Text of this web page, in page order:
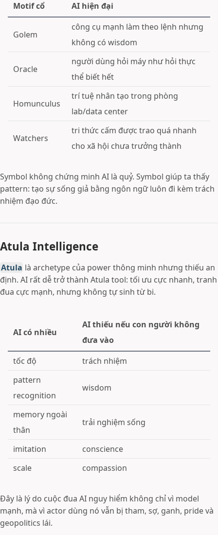
Motif cổ AI hiện đại
Golem
công cụ mạnh làm theo lệnh nhưng
không có wisdom
Oracle
người dùng hỏi máy như hỏi thực
thể biết hết
Homunculus
trí tuệ nhân tạo trong phòng
lab/data center
Watchers
tri thức cấm được trao quá nhanh
cho xã hội chưa trưởng thành
Symbol không chứng minh AI là quỷ. Symbol giúp ta thấy
pattern: tạo sự sống giả bằng ngôn ngữ luôn đi kèm trách
nhiệm đạo đức.
Atula Intelligence
Atula là archetype của power thông minh nhưng thiếu an
định. AI rất dễ trở thành Atula tool: tối ưu cực nhanh, tranh
đua cực mạnh, nhưng không tự sinh từ bi.
AI có nhiều
AI thiếu nếu con người không
đưa vào
tốc độ
trách nhiệm
pattern
recognition
wisdom
memory ngoài
thân
trải nghiệm sống
imitation
conscience
scale
compassion
Đây là lý do cuộc đua AI nguy hiểm không chỉ vì model
mạnh, mà vì actor dùng nó vẫn bị tham, sợ, ganh, pride và
geopolitics lái.